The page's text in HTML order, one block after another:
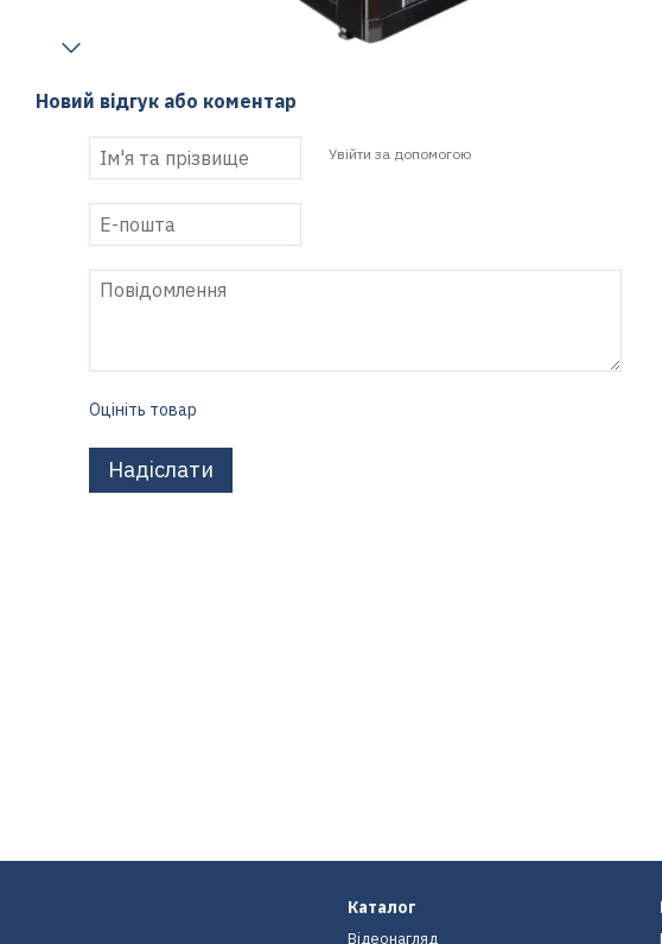
Новий відгук або коментар
Увійти за допомогою
Оцініть товар
Надіслати
Каталог
Відеонагляд